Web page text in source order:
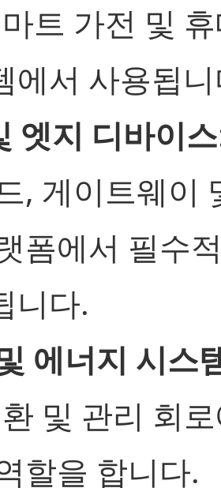
트 가전 및
에서 사용됩
엣지 디바이스
, 게이트웨이
폼에서 필수
니다.
에너지 시스
및 관리 회
할을 합니다.